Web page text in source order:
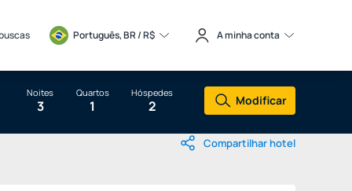
Português, BR / R$ A minha conta
Noites
3
Quartos
1
Hóspedes
2 Modificar
Compartilhar hotel